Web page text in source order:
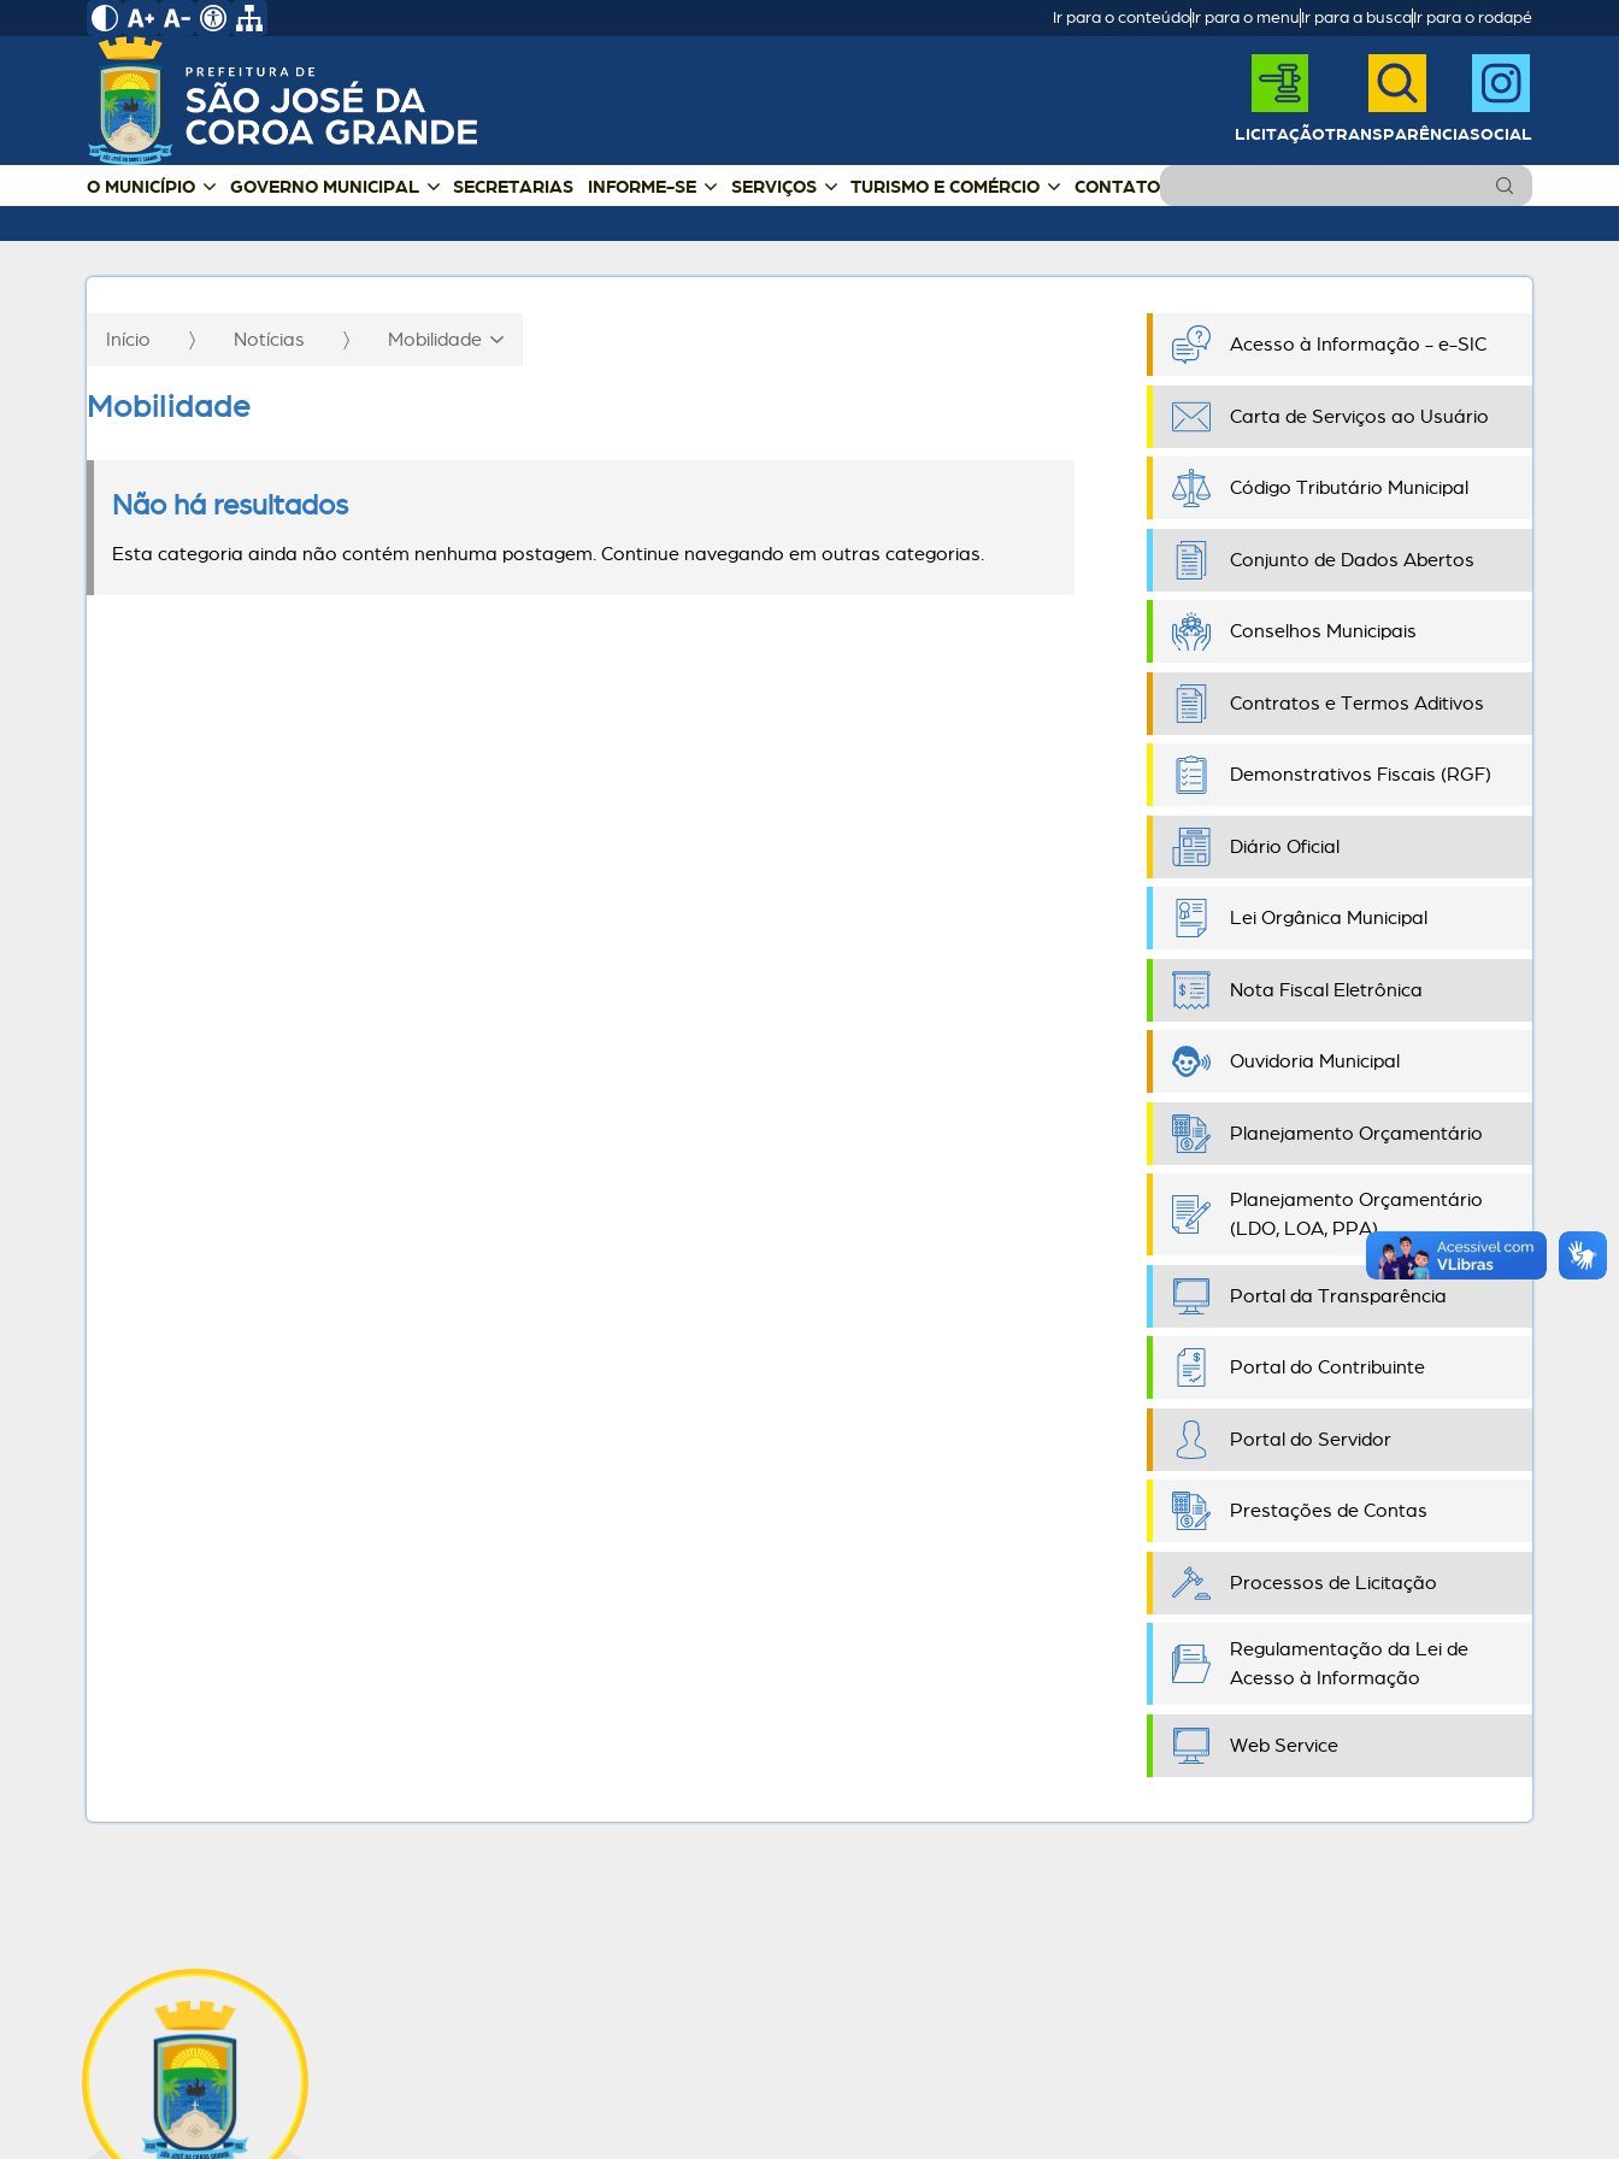
Ir para o conteúdoIr para o menu Ir para a buscaIr para o rodapé
LICITAÇÃOTRANSPARÊNCIASOCIAL
O MUNICÍPIO GOVERNO MUNICIPAL SECRETARIAS INFORME-SE SERVIÇOS TURISMO E COMÉRCIO CONTATO
Início Notícias Mobilidade
Mobilidade
Não há resultados
Esta categoria ainda não contém nenhuma postagem. Continue navegando em outras categorias.
Acesso à Informação - e-SIC
Carta de Serviços ao Usuário
Código Tributário Municipal
Conjunto de Dados Abertos
Conselhos Municipais
Contratos e Termos Aditivos
Demonstrativos Fiscais (RGF)
Diário Oficial
Lei Orgânica Municipal
Nota Fiscal Eletrônica
Ouvidoria Municipal
Planejamento Orçamentário
Planejamento Orçamentário
(LDO, LOA, PPA)
Portal da Transparência
Portal do Contribuinte
Portal do Servidor
Prestações de Contas
Processos de Licitação
Regulamentação da Lei de
Acesso à Informação
Web Service